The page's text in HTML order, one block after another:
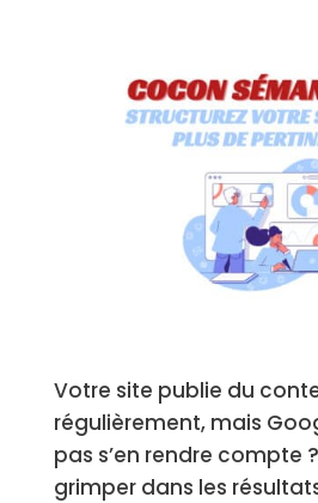
Votre site publie du
régulièrement, mais
pas s’en rendre compte
grimper dans les